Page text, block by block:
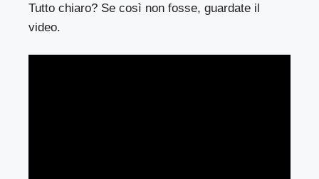
Tutto chiaro? Se così non fosse, guardate il
video.